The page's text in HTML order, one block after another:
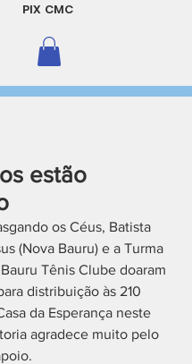
PIX CMC
estão
os Céus, Batista
(Nova Bauru) e a Turma
Tênis Clube doaram
distribuição às 210
da Esperança neste
agradece muito pelo